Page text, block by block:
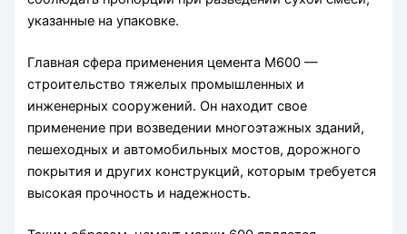
указанные на упаковке.
Главная сфера применения цемента М600 —
строительство тяжелых промышленных и
инженерных сооружений. Он находит свое
применение при возведении многоэтажных зданий,
пешеходных и автомобильных мостов, дорожного
покрытия и других конструкций, которым требуется
высокая прочность и надежность.